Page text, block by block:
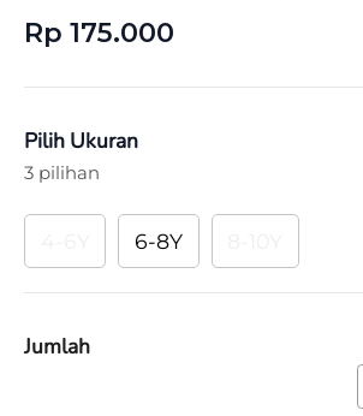
Rp 175.000
Pilih Ukuran
3 pilihan
6-8Y
Jumlah